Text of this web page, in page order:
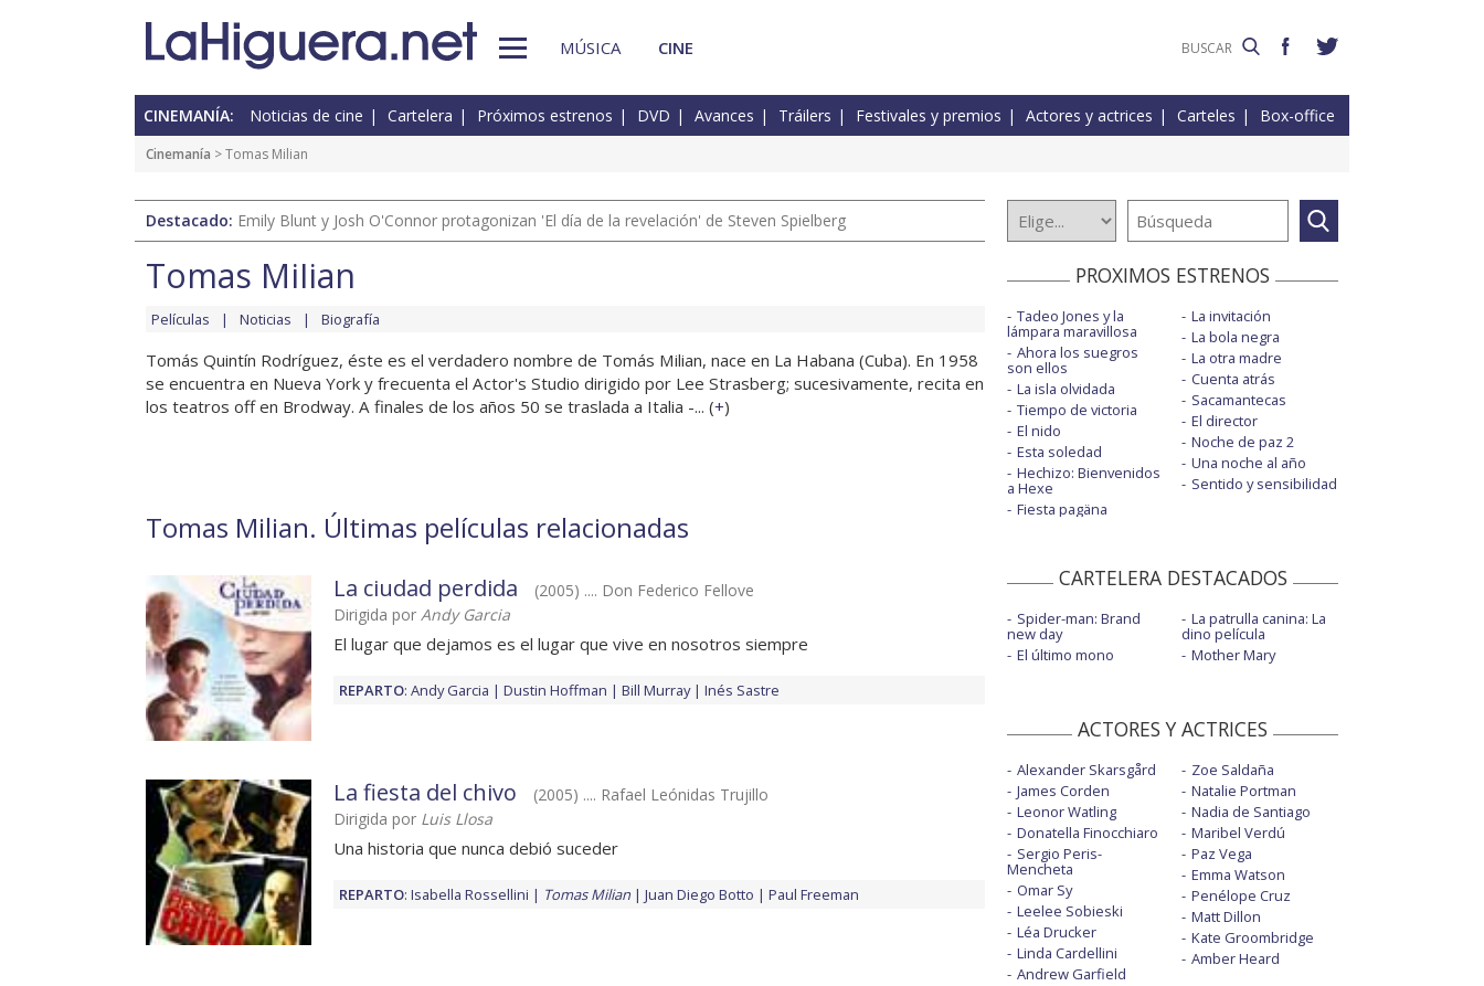
MÚSICA CINE
CINEMANÍA: Noticias de cine Cartelera Próximos estrenos DVD Avances Tráilers Festivales y premios Actores y actrices Carteles Box-office
Cinemanía > Tomas Milian
Destacado: Emily Blunt y Josh O'Connor protagonizan 'El día de la revelación' de Steven Spielberg
Tomas Milian
Películas Noticias Biografía
Tomás Quintín Rodríguez, éste es el verdadero nombre de Tomás Milian, nace en La Habana (Cuba). En 1958
se encuentra en Nueva York y frecuenta el Actor's Studio dirigido por Lee Strasberg; sucesivamente, recita en
los teatros off en Brodway. A finales de los años 50 se traslada a Italia -... (+)
Tomas Milian. Últimas películas relacionadas
La ciudad perdida
(2005) .... Don Federico Fellove
Dirigida por Andy Garcia
El lugar que dejamos es el lugar que vive en nosotros siempre
REPARTO: Andy Garcia Dustin Hoffman Bill Murray Inés Sastre
La fiesta del chivo
(2005) .... Rafael Leónidas Trujillo
Dirigida por Luis Llosa
Una historia que nunca debió suceder
REPARTO: Isabella Rossellini Tomas Milian Juan Diego Botto Paul Freeman
PROXIMOS ESTRENOS
Tadeo Jones y la
lámpara maravillosa
Ahora los suegros
son ellos
La isla olvidada
Tiempo de victoria
El nido
Esta soledad
Hechizo: Bienvenidos
a Hexe
Fiesta pagäna
La invitación
La bola negra
La otra madre
Cuenta atrás
Sacamantecas
El director
Noche de paz 2
Una noche al año
Sentido y sensibilidad
CARTELERA DESTACADOS
Spider-man: Brand
new day
El último mono
La patrulla canina: La
dino película
Mother Mary
ACTORES Y ACTRICES
Alexander Skarsgård
James Corden
Leonor Watling
Donatella Finocchiaro
Sergio Peris-
Mencheta
Omar Sy
Leelee Sobieski
Léa Drucker
Linda Cardellini
Andrew Garfield
Zoe Saldaña
Natalie Portman
Nadia de Santiago
Maribel Verdú
Paz Vega
Emma Watson
Penélope Cruz
Matt Dillon
Kate Groombridge
Amber Heard